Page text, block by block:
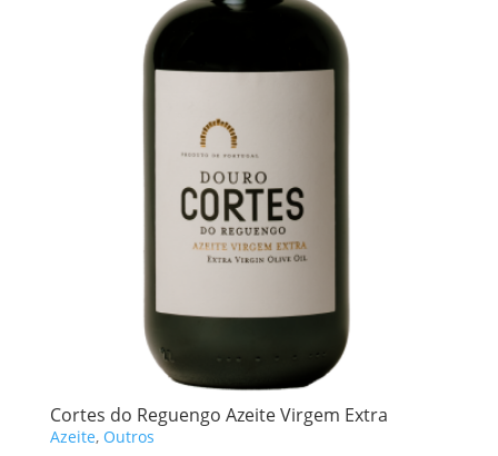
Cortes do Reguengo Azeite Virgem Extra
Azeite, Outros